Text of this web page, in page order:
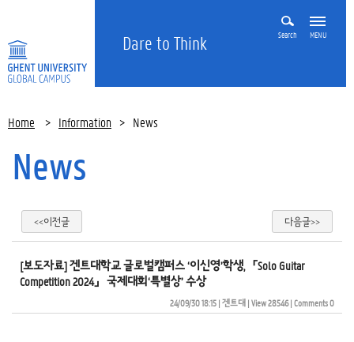
Dare to Think Search MENU
Home > Information > News
News
<<이전글 다음글>>
[보도자료] 겐트대학교 글로벌캠퍼스 ‘이신영’학생, 「Solo Guitar
Competition 2024」 국제대회‘특별상’ 수상
24/09/30 18:15| 겐트대| View 28546| Comments 0